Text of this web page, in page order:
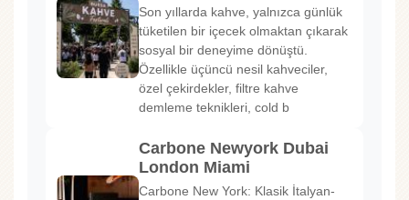
Son yıllarda kahve, yalnızca günlük
tüketilen bir içecek olmaktan çıkarak
sosyal bir deneyime dönüştü.
Özellikle üçüncü nesil kahveciler,
özel çekirdekler, filtre kahve
demleme teknikleri, cold b
Carbone Newyork Dubai
London Miami
Carbone New York: Klasik İtalyan-